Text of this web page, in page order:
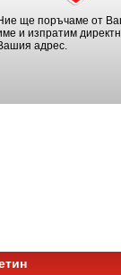
ще поръчаме от
и изпратим
адрес.